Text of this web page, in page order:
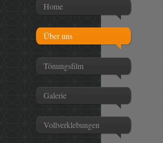
Home
Über uns
Tönungsfilm
Galerie
Vollverklebungen